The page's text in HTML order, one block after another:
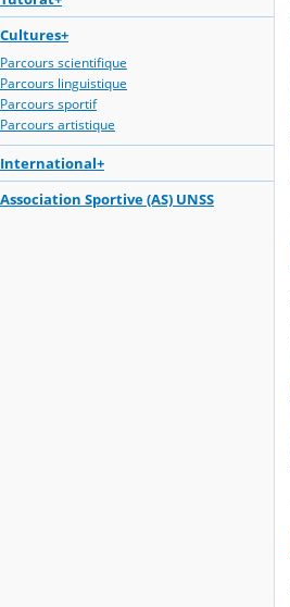
Cultures+
Parcours scientifique
Parcours linguistique
Parcours sportif
Parcours artistique
International+
Association Sportive (AS) UNSS